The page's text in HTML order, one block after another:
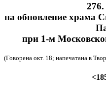
276.
на обновление храма
при 1-м
(Говорена окт. 18; напечатана в